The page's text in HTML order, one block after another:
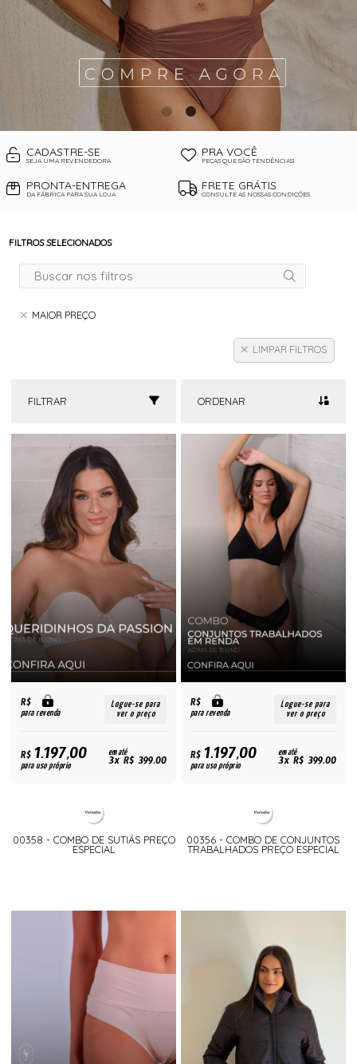
CADASTRE-SE
SEJA UMA REVENDEDORA
PRA VOCÊ
PEÇAS QUE SÃO TENDÊNCIAS!
PRONTA-ENTREGA
DA FÁBRICA PARA SUA LOJA
FRETE GRÁTIS
CONSULTE AS NOSSAS CONDIÇÕES
FILTROS SELECIONADOS
MAIOR PREÇO
LIMPAR FILTROS
FILTRAR ORDENAR
R$
para revenda
Logue-se para
ver o preço
R$1.197,00
para uso próprio
em até
3x R$ 399,00
00358 - COMBO DE SUTIÃS PREÇO
ESPECIAL
R$
para revenda
Logue-se para
ver o preço
R$1.197,00
para uso próprio
em até
3x R$ 399,00
00356 - COMBO DE CONJUNTOS
TRABALHADOS PREÇO ESPECIAL